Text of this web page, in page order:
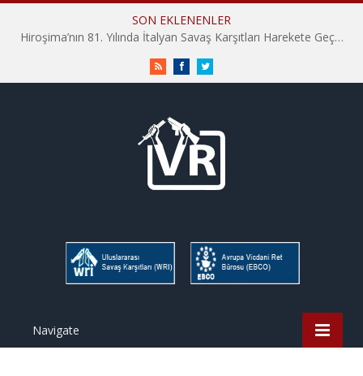
SON EKLENENLER
Hiroşima’nın 81. Yılında İtalyan Savaş Karşıtları Harekete Geçti: “Hatırlamak yeterli değil”
RSS FacebookTwitter
Navigate